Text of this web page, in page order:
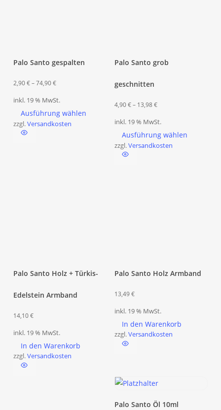
Ausführung wählen
Dieses
Produkt
Varianten
Palo Santo gespalten
2,90€–74,90€
inkl. 19 % MwSt.
zzgl.Versandkosten
Ausführung wählen
Palo Santo grob
geschnitten
4,90€– 13,98€
inkl. 19 % MwSt.
zzgl.Versandkosten
In den Warenkorb
Palo Santo Holz + Türkis-
Edelstein Armband
14,10€
inkl. 19 % MwSt.
zzgl.Versandkosten
In den Warenkorb
Palo Santo Holz Armband
13,49€
inkl. 19 % MwSt.
zzgl.Versandkosten
Palo Santo Öl 10ml